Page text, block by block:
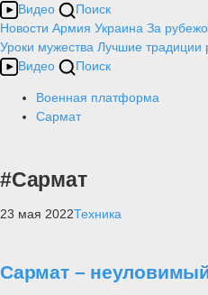
Видео
Поиск
Новости Армия Украина За
Уроки мужества Лучшие традиции
Видео
Поиск
Военная платформа
Сармат
#Сармат
23 мая 2022Техника
Сармат –